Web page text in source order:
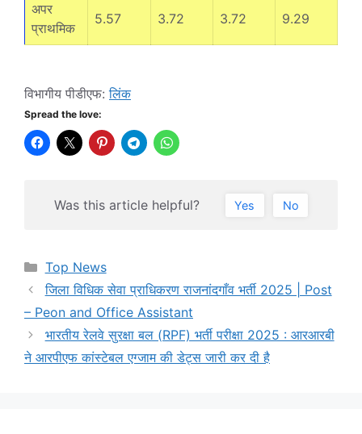
अपर
प्राथमिक
5.57 3.72 3.72 9.29
विभागीय पीडीएफ:लिंक
Spread the love:
Was this article helpful? Yes No
Categories
Top News
जिला विधिक सेवा प्राधिकरण राजनांदगाँव भर्ती 2025 | Post
– Peon and Office Assistant
भारतीय रेलवे सुरक्षा बल (RPF) भर्ती परीक्षा 2025 : आरआरबी
ने आरपीएफ कांस्टेबल एग्जाम की डेट्स जारी कर दी है